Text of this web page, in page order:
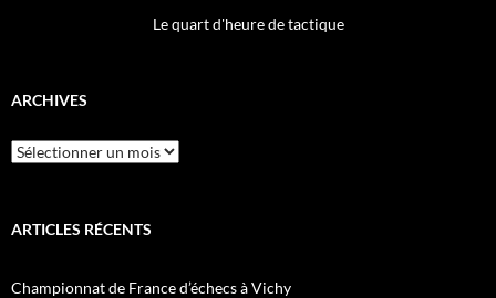
Le quart d'heure de tactique
ARCHIVES
Archives
ARTICLES RÉCENTS
Championnat de France d’échecs à Vichy